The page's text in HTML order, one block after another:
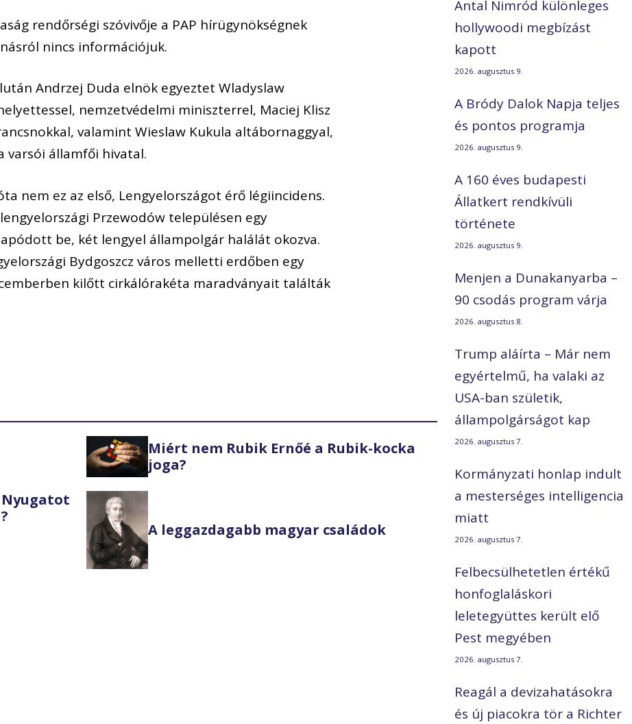
rendőrségi szóvivője a PAP hírügynökségnek
nincs információjuk.
Andrzej Duda elnök egyeztet Wladyslaw
nemzetvédelmi miniszterrel, Maciej Klisz
valamint Wieslaw Kukula altábornaggyal,
varsói államfői hivatal.
nem ez az első, Lengyelországot érő légiincidens.
Przewodów településen egy
be, két lengyel állampolgár halálát okozva.
Bydgoszcz város melletti erdőben egy
kilőtt cirkálórakéta maradványait találták
Miért nem Rubik Ernőé a Rubik-kocka
joga?
Nyugatot
A leggazdagabb magyar családok
Antal Nimród különleges
hollywoodi megbízást
kapott
2026. augusztus 9.
A Bródy Dalok Napja teljes
és pontos programja
2026. augusztus 9.
A 160 éves budapesti
Állatkert rendkívüli
története
2026. augusztus 9.
Menjen a Dunakanyarba –
90 csodás program várja
2026. augusztus 8.
Trump aláírta – Már nem
egyértelmű, ha valaki az
USA-ban születik,
állampolgárságot kap
2026. augusztus 7.
Kormányzati honlap indult
a mesterséges intelligencia
miatt
2026. augusztus 7.
Felbecsülhetetlen értékű
honfoglaláskori
leletegyüttes került elő
Pest megyében
2026. augusztus 7.
Reagál a devizahatásokra
és új piacokra tör a Richter